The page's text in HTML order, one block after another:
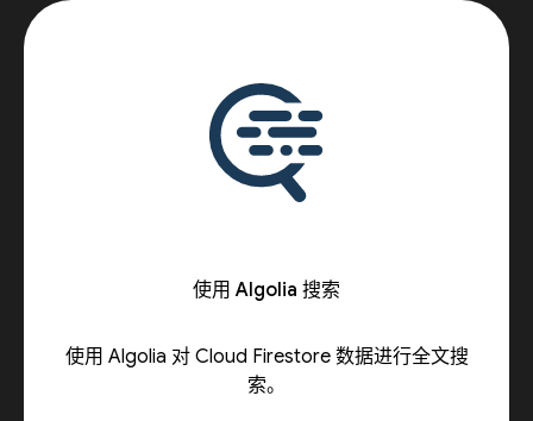
使用 Algolia 搜索
使用 Algolia 对 Cloud Firestore 数据进行全文搜
索。